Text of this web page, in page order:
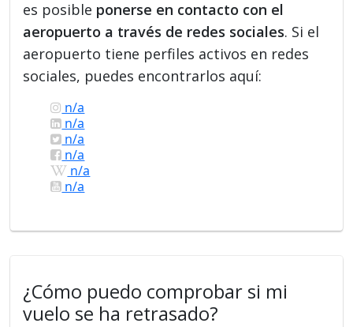
es posible ponerse en contacto con el
aeropuerto a través de redes sociales. Si el
aeropuerto tiene perfiles activos en redes
sociales, puedes encontrarlos aquí:
n/a
n/a
n/a
n/a
n/a
n/a
¿Cómo puedo comprobar si mi
vuelo se ha retrasado?